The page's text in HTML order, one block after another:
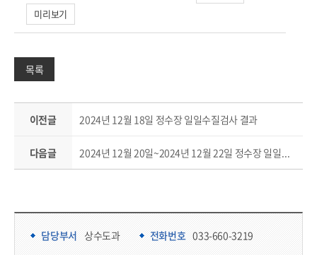
미리보기
목록
이전글 2024년 12월 18일 정수장 일일수질검사 결과
다음글 2024년 12월 20일~2024년 12월 22일 정수장 일일수질검사 결과
담당부서 정보 & 컨텐츠 만족도 조사 & 공공저작물 자유이용 허락 표시
담당부서 상수도과 전화번호 033-660-3219